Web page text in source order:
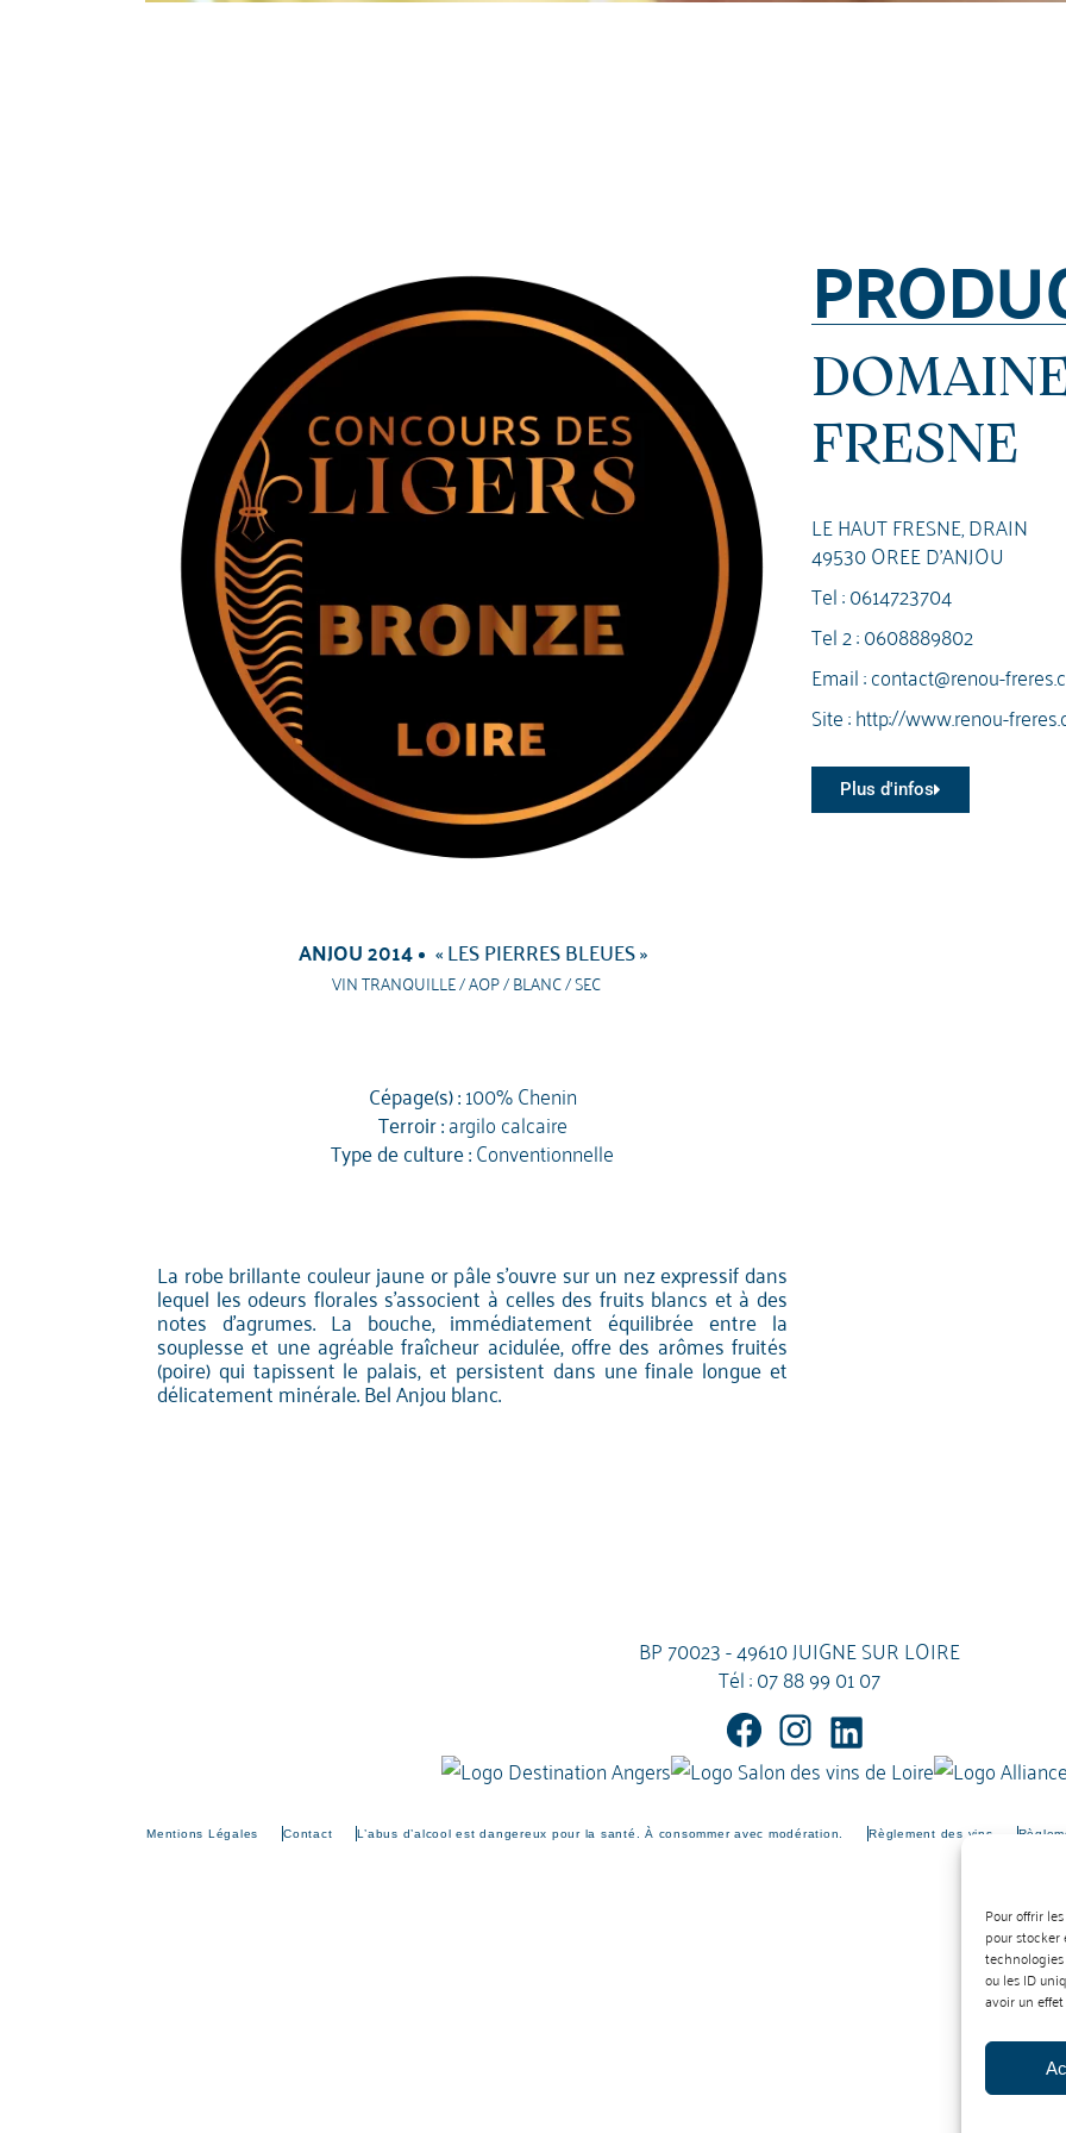
Pour offrir
pour
ou les ID
avoir un
ANJOU 2014 « LES PIERRES BLEUES »
VIN TRANQUILLE / AOP / BLANC / SEC
Cépage(s) :100% Chenin
Terroir :argilo calcaire
Type de culture :Conventionnelle
La robe brillante couleur jaune or pâle s'ouvre sur un nez expressif dans
lequel les odeurs florales s'associent à celles des fruits blancs et à des
notes d'agrumes. La bouche, immédiatement équilibrée entre la
souplesse et une agréable fraîcheur acidulée, offre des arômes fruités
(poire) qui tapissent le palais, et persistent dans une finale longue et
délicatement minérale. Bel Anjou blanc.
FRESNE
LE HAUT FRESNE, DRAIN
49530 OREE D'ANJOU
Tel :0614723704
Tel 2 :0608889802
Email :contact@renou-
Site :http://www.renou-
Plus d'infos
BP 70023 - 49610 JUIGNE SUR LOIRE
Tél :07 88 99 01 07
Mentions Légales Contact L’abus d’alcool est dangereux pour la santé. À consommer avec modération. Règlement des vins